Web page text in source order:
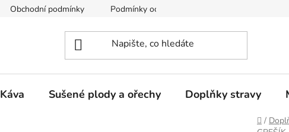
Obchodní podmínky Podmínky ochrany osobních údajů
Káva Sušené plody a ořechy Doplňky stravy
Domů
/